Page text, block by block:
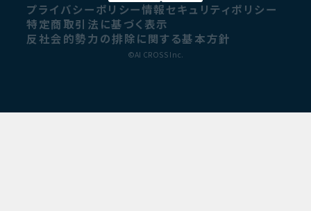
プライバシーポリシー情報セキュリティポリシー
特定商取引法に基づく表示
反社会的勢力の排除に関する基本方針
©AI CROSS Inc.